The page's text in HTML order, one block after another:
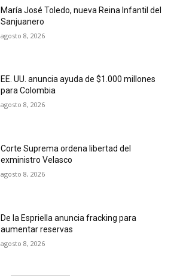
María José Toledo, nueva Reina Infantil del
Sanjuanero
agosto 8, 2026
EE. UU. anuncia ayuda de $1.000 millones
para Colombia
agosto 8, 2026
Corte Suprema ordena libertad del
exministro Velasco
agosto 8, 2026
De la Espriella anuncia fracking para
aumentar reservas
agosto 8, 2026